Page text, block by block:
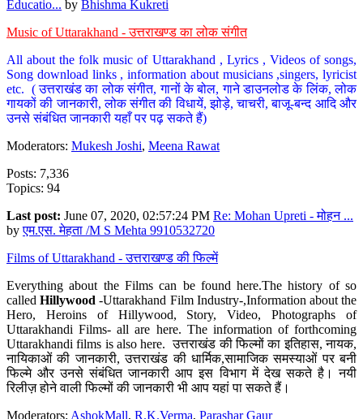
Educatio... by Bhishma Kukreti
Music of Uttarakhand - उत्तराखण्ड का लोक संगीत
All about the folk music of Uttarakhand , Lyrics , Videos of songs,
Song download links , information about musicians ,singers, lyricist
etc. ( उत्तराखंड का लोक संगीत, गानों के बोल, गाने डाउनलोड के लिंक, लोक
गायकों की जानकारी, लोक संगीत की विधायें, झोड़े, चाचरी, बाजू-बन्द आदि और
उनसे संबंधित जानकारी यहाँ पर पढ़ सकते हैं)
Moderators: Mukesh Joshi, Meena Rawat
Posts: 7,336
Topics: 94
Last post: June 07, 2020, 02:57:24 PM Re: Mohan Upreti - मोहन ...
byएम.एस. मेहता /M S Mehta 9910532720
Films of Uttarakhand - उत्तराखण्ड की फिल्में
Everything about the Films can be found here.The history of so
calledHillywood-Uttarakhand Film Industry-,Information about the
Hero, Heroins of Hillywood, Story, Video, Photographs of
Uttarakhandi Films- all are here. The information of forthcoming
Uttarakhandi films is also here. उत्तराखंड की फिल्मों का इतिहास, नायक,
नायिकाओं की जानकारी, उत्तराखंड की धार्मिक,सामाजिक समस्याओं पर बनी
फिल्मे और उनसे संबंधित जानकारी आप इस विभाग में देख सकते है। नयी
रिलीज़ होने वाली फिल्मों की जानकारी भी आप यहां पा सकते हैं।
Moderators: AshokMall, R.K.Verma, Parashar Gaur